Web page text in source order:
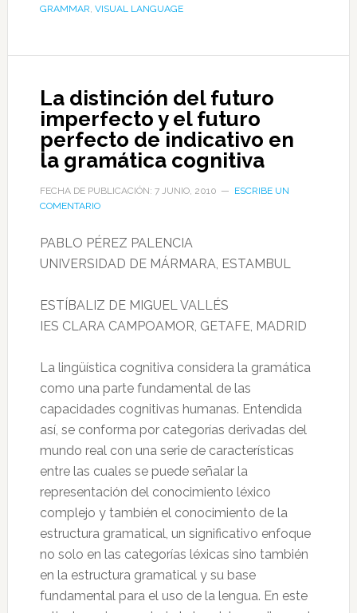
GRAMMAR, VISUAL LANGUAGE
La distinción del futuro
imperfecto y el futuro
perfecto de indicativo en
la gramática cognitiva
FECHA DE PUBLICACIÓN: 7 JUNIO, 2010
ESCRIBE UN
COMENTARIO
PABLO PÉREZ PALENCIA
UNIVERSIDAD DE MÁRMARA, ESTAMBUL
ESTÍBALIZ DE MIGUEL VALLÉS
IES CLARA CAMPOAMOR, GETAFE, MADRID
La lingüística cognitiva considera la gramática
como una parte fundamental de las
capacidades cognitivas humanas. Entendida
así, se conforma por categorías derivadas del
mundo real con una serie de características
entre las cuales se puede señalar la
representación del conocimiento léxico
complejo y también el conocimiento de la
estructura gramatical, un significativo enfoque
no solo en las categorías léxicas sino también
en la estructura gramatical y su base
fundamental para el uso de la lengua. En este